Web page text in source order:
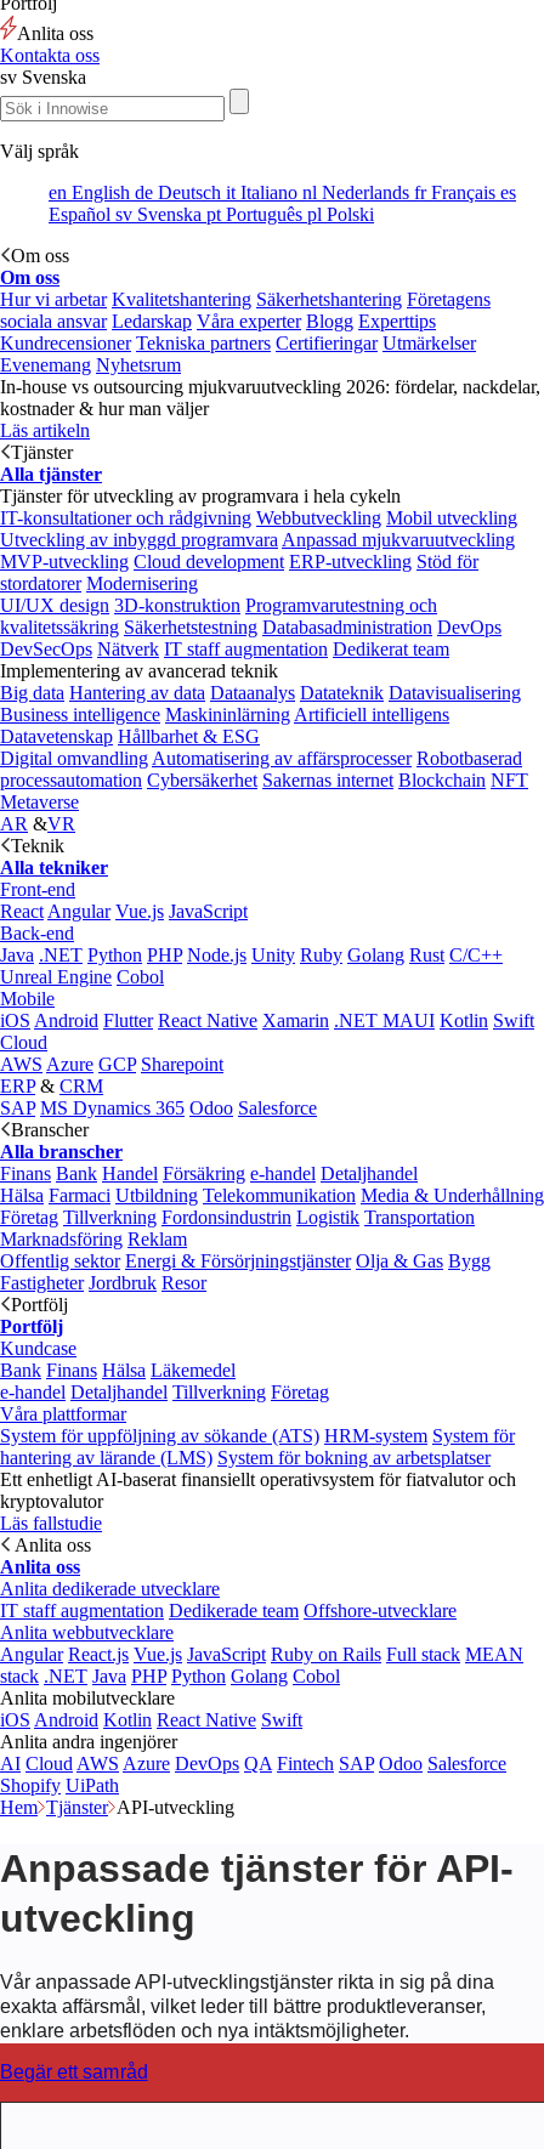
Anlita oss
Kontakta oss
sv Svenska
Välj språk
en English de Deutsch it Italiano nl Nederlands frFrançais es
Español sv Svenska pt Português pl Polski
Om oss
Om oss
Hur vi arbetar Kvalitetshantering Säkerhetshantering Företagens
sociala ansvar Ledarskap Våra experter Blogg Experttips
Kundrecensioner Tekniska partners Certifieringar Utmärkelser
Evenemang Nyhetsrum
In-house vs outsourcing mjukvaruutveckling 2026: fördelar, nackdelar,
kostnader & hur man väljer
Läs artikeln
Tjänster
Alla tjänster
Tjänster för utveckling av programvara i hela cykeln
IT-konsultationer och rådgivning Webbutveckling Mobil utveckling
Utveckling av inbyggd programvara Anpassad mjukvaruutveckling
MVP-utveckling Cloud development ERP-utveckling Stöd för
stordatorer Modernisering
UI/UX design 3D-konstruktion Programvarutestning och
kvalitetssäkring Säkerhetstestning Databasadministration DevOps
DevSecOps Nätverk IT staff augmentation Dedikerat team
Implementering av avancerad teknik
Big data Hantering av data Dataanalys Datateknik Datavisualisering
Business intelligence Maskininlärning Artificiell intelligens
Datavetenskap Hållbarhet & ESG
Digital omvandling Automatisering av affärsprocesser Robotbaserad
processautomation Cybersäkerhet Sakernas internet Blockchain NFT
Metaverse
AR &VR
Teknik
Alla tekniker
Front-end
React Angular Vue.js JavaScript
Back-end
Java .NET Python PHP Node.js Unity Ruby Golang Rust C/C++
Unreal Engine Cobol
Mobile
iOS Android Flutter React Native Xamarin .NET MAUI Kotlin Swift
Cloud
AWS Azure GCP Sharepoint
ERP& CRM
SAP MS Dynamics 365 Odoo Salesforce
Branscher
Alla branscher
Finans Bank Handel Försäkring e‑handel Detaljhandel
Hälsa Farmaci Utbildning Telekommunikation Media & Underhållning
Företag Tillverkning Fordonsindustrin Logistik Transportation
Marknadsföring Reklam
Offentlig sektor Energi & Försörjningstjänster Olja & Gas Bygg
Fastigheter Jordbruk Resor
Portfölj
Portfölj
Kundcase
Bank Finans Hälsa Läkemedel
e‑handel Detaljhandel Tillverkning Företag
Våra plattformar
System för uppföljning av sökande (ATS) HRM-system System för
hantering av lärande (LMS) System för bokning av arbetsplatser
Ett enhetligt AI-baserat finansiellt operativsystem för fiatvalutor och
kryptovalutor
Läs fallstudie
Anlita oss
Anlita oss
Anlita dedikerade utvecklare
IT staff augmentation Dedikerade team Offshore-utvecklare
Anlita webbutvecklare
Angular React.js Vue.js JavaScript Ruby on Rails Full stack MEAN
stack .NET Java PHP Python Golang Cobol
Anlita mobilutvecklare
iOS Android Kotlin React Native Swift
Anlita andra ingenjörer
AI Cloud AWS Azure DevOps QA Fintech SAP Odoo Salesforce
Shopify UiPath
Hem Tjänster API-utveckling
Anpassade tjänster för API-
utveckling
Vår anpassade API-utvecklingstjänster rikta in sig på dina
exakta affärsmål, vilket leder till bättre produktleveranser,
enklare arbetsflöden och nya intäktsmöjligheter.
Begär ett samråd